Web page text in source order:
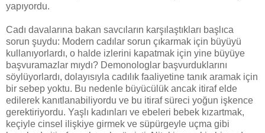
yapıyordu.
Cadı davalarına bakan savcıların karşılaştıkları başlıca
sorun şuydu: Modern cadılar sorun çıkarmak için büyüyü
kullanıyorlardı, o halde izlerini kapatmak için yine büyüye
başvuramazlar mıydı? Demonologlar başvurduklarını
söylüyorlardı, dolayısıyla cadılık faaliyetine tanık aramak için
bir sebep yoktu. Bu nedenle büyücülük ancak itiraf elde
edilerek kanıtlanabiliyordu ve bu itiraf süreci yoğun işkence
gerektiriyordu. Yaşlı kadınları ve ebeleri bebek kızartmak,
keçiyle cinsel ilişkiye girmek ve süpürgeyle uçma gibi